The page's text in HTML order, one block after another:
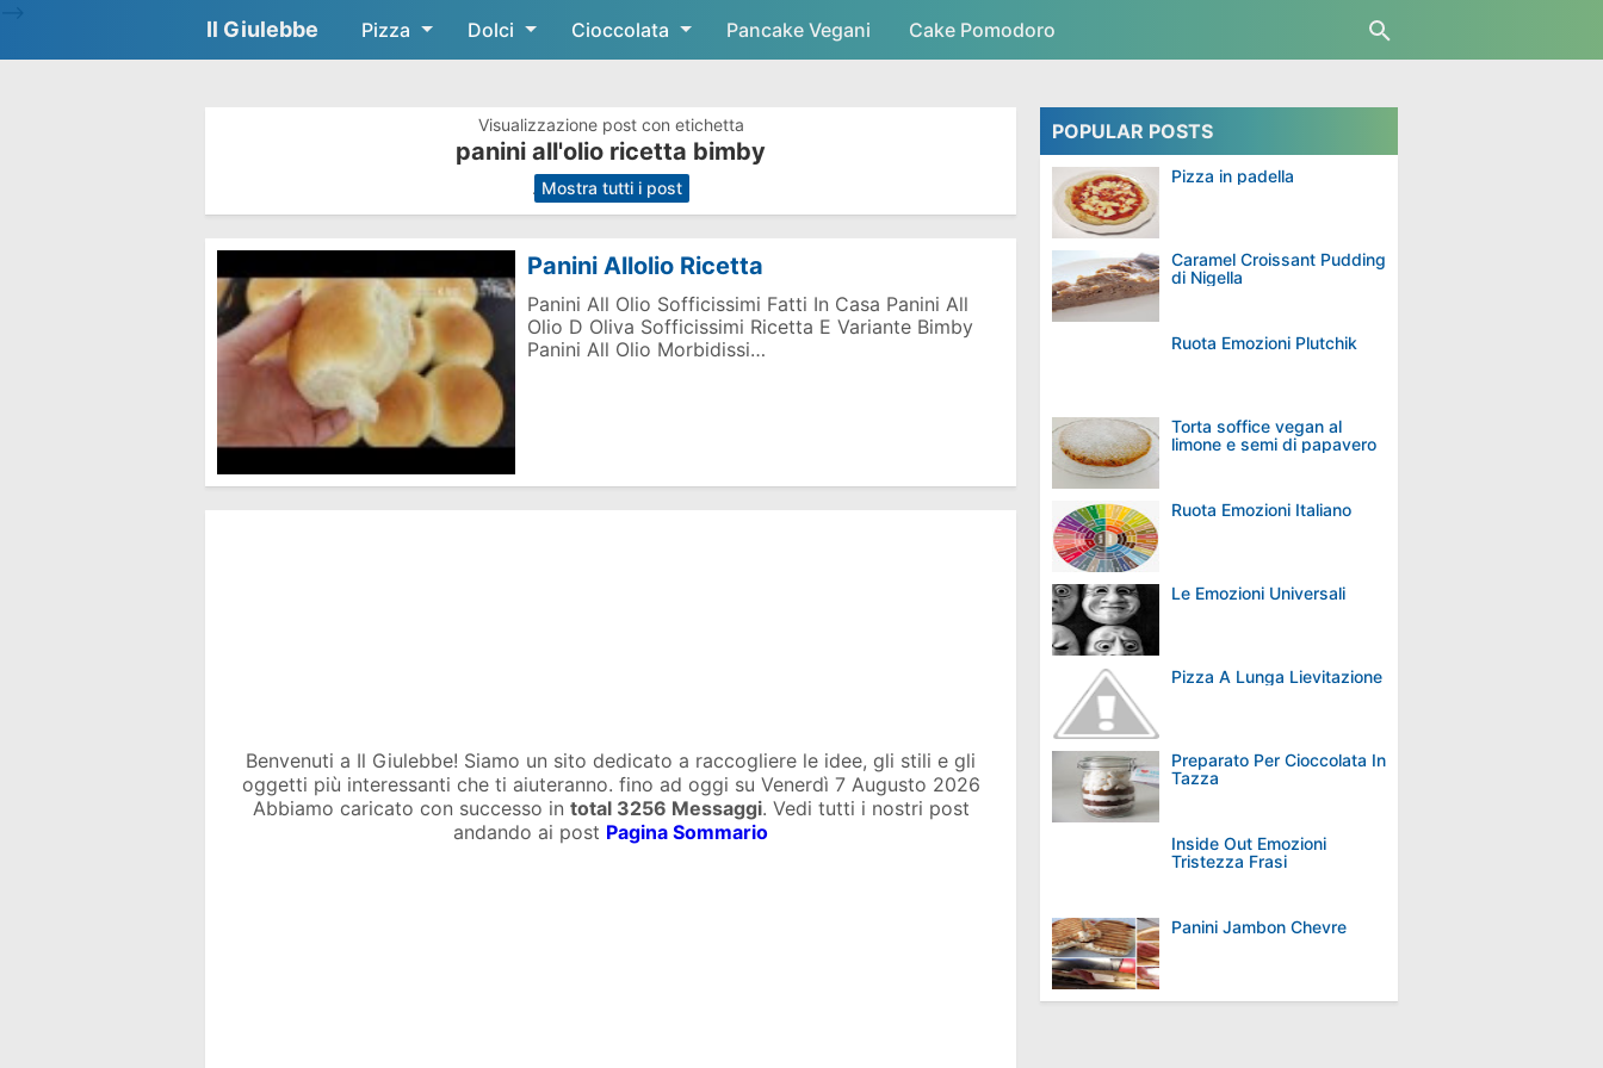
Skip to main content
Il Giulebbe Pizza Dolci Cioccolata Pancake Vegani Cake Pomodoro
Visualizzazione post con etichetta
panini all'olio ricetta bimby
. Mostra tutti i post
Panini Allolio Ricetta
Panini All Olio Sofficissimi Fatti In Casa Panini All
Olio D Oliva Sofficissimi Ricetta E Variante Bimby
Panini All Olio Morbidissi…
Benvenuti a Il Giulebbe! Siamo un sito dedicato a raccogliere le idee, gli stili e gli
oggetti più interessanti che ti aiuteranno. fino ad oggi su Venerdì 7 Augusto 2026
Abbiamo caricato con successo in total 3256 Messaggi. Vedi tutti i nostri post
andando ai post Pagina Sommario
POPULAR POSTS
Pizza in padella
Caramel Croissant Pudding
di Nigella
Ruota Emozioni Plutchik
Torta soffice vegan al
limone e semi di papavero
Ruota Emozioni Italiano
Le Emozioni Universali
Pizza A Lunga Lievitazione
Preparato Per Cioccolata In
Tazza
Inside Out Emozioni
Tristezza Frasi
Panini Jambon Chevre